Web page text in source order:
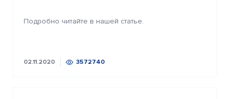
Подробно читайте в нашей статье.
02.11.2020 3572740